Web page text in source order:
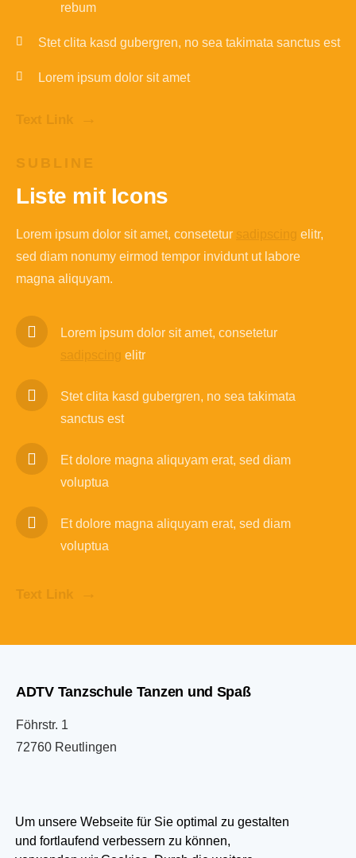
Um unsere Webseite für Sie optimal zu gestalten
und fortlaufend verbessern zu können,
rebum
Stet clita kasd gubergren, no sea takimata sanctus est
Lorem ipsum dolor sit amet
Text Link
SUBLINE
Liste mit Icons
Lorem ipsum dolor sit amet, consetetur sadipscing
elitr,
sed diam nonumy eirmod tempor invidunt ut labore
magna aliquyam.
Lorem ipsum dolor sit amet, consetetur
sadipscing
elitr
Stet clita kasd gubergren, no sea takimata
sanctus est
Et dolore magna aliquyam erat, sed diam
voluptua
Et dolore magna aliquyam erat, sed diam
voluptua
Text Link
ADTV Tanzschule Tanzen und Spaß
Föhrstr. 1
72760 Reutlingen
07121 333033
info@tanzen-und-spass.de